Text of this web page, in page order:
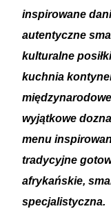
inspirowane
autentyczne
kulturalne
kuchnia
wyjątkowe
menu
tradycyjne
afrykańskie,
specjalistyczna.